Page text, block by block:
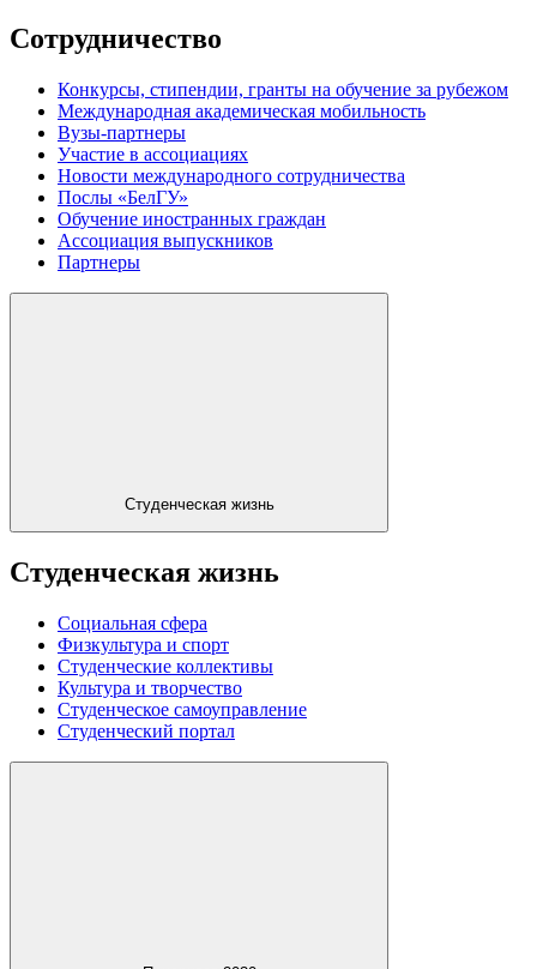
Сотрудничество
Конкурсы, стипендии, гранты на обучение за рубежом
Международная академическая мобильность
Вузы-партнеры
Участие в ассоциациях
Новости международного сотрудничества
Послы «БелГУ»
Обучение иностранных граждан
Ассоциация выпускников
Партнеры
Студенческая жизнь
Студенческая жизнь
Социальная сфера
Физкультура и спорт
Студенческие коллективы
Культура и творчество
Студенческое самоуправление
Студенческий портал